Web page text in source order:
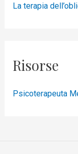
La terapia
Risorse
Psicoterapeuta